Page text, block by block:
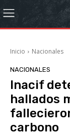
Inicio Nacionales
NACIONALES
Inacif
hallados
carbono